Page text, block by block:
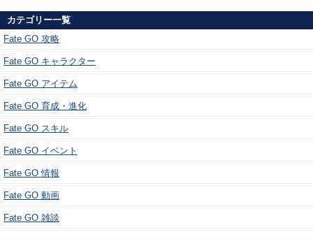
カテゴリー一覧
Fate GO 攻略
Fate GO キャラクター
Fate GO アイテム
Fate GO 育成・進化
Fate GO スキル
Fate GO イベント
Fate GO 情報
Fate GO 動画
Fate GO 雑談